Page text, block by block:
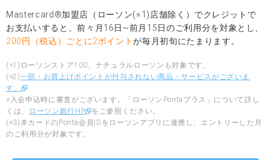
Mastercard®加盟店（ローソン(※1)店舗除く）でクレジットで
お支払いすると、前々月16日~前月15日のご利用分を対象とし、
200円（税込）ごとに2ポイントが毎月初旬にたまります。
(※1)ローソンストア100、ナチュラルローソンも対象です。
(※2)一部・お買上げポイントが付与されない商品・サービスがございま
す。
※入会申込時に審査がございます。「ローソンPontaプラス」について詳し
くは、
ローソン銀行HP
をご参照ください。
(※3)本カードのPonta会員IDをローソンアプリに連携し、エントリーした月
のご利用分が対象です。